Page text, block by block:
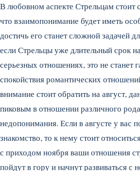
В любовном аспекте Стрельцам стоит
что взаимопонимание будет иметь
достичь его станет сложной задачей
если Стрельцы уже длительный срок
серьезных отношениях, это не станет
спокойствия романтических
внимание стоит обратить на август,
пиковым в отношении различного
недопонимания. Если в августе у вас
знакомство, то к нему стоит
с приходом ноября ваши отношения
пойдут в гору и начнут развиваться с